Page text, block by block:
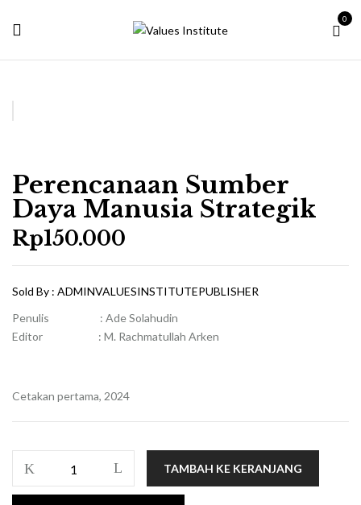
0
Perencanaan Sumber
Daya Manusia Strategik
Rp150.000
Sold By : ADMINVALUESINSTITUTEPUBLISHER
Penulis : Ade Solahudin
Editor : M. Rachmatullah Arken
Cetakan pertama, 2024
Perencanaan
Sumber
TAMBAH KE KERANJANG